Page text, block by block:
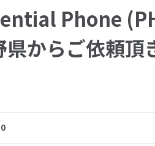
Phone
県からご依頼頂